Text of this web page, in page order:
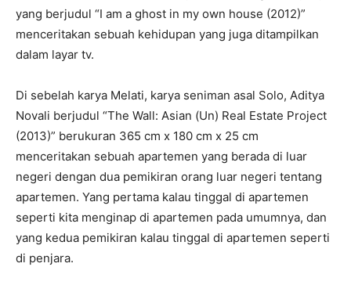
yang berjudul “I am a ghost in my own house (2012)”
menceritakan sebuah kehidupan yang juga ditampilkan
dalam layar tv.
Di sebelah karya Melati, karya seniman asal Solo, Aditya
Novali berjudul “The Wall: Asian (Un) Real Estate Project
(2013)” berukuran 365 cm x 180 cm x 25 cm
menceritakan sebuah apartemen yang berada di luar
negeri dengan dua pemikiran orang luar negeri tentang
apartemen. Yang pertama kalau tinggal di apartemen
seperti kita menginap di apartemen pada umumnya, dan
yang kedua pemikiran kalau tinggal di apartemen seperti
di penjara.